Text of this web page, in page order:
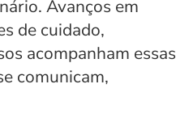
Avanços em
de cuidado,
acompanham essas
comunicam,